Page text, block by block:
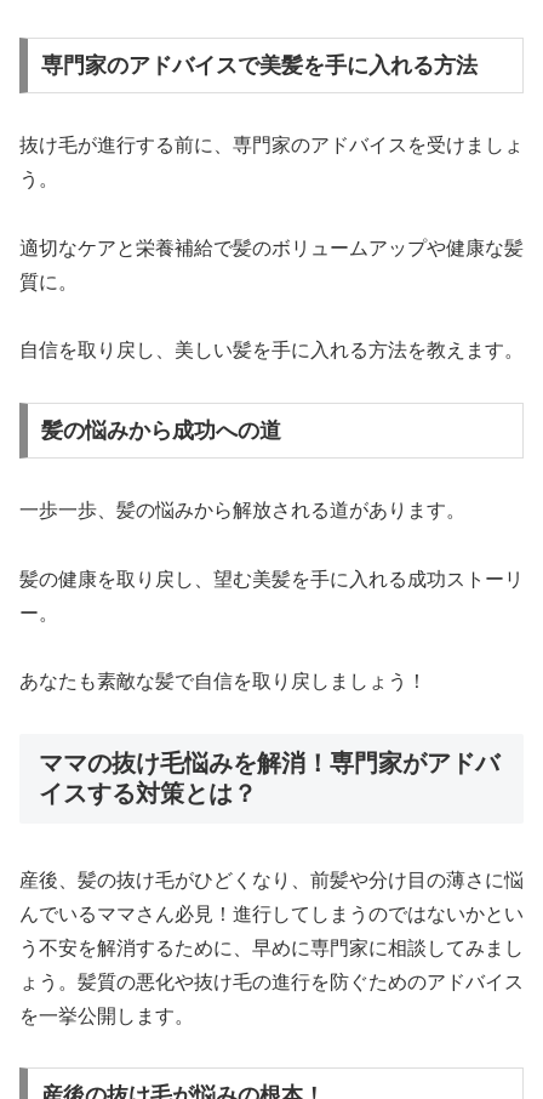
専門家のアドバイスで美髪を手に入れる方法
抜け毛が進行する前に、専門家のアドバイスを受けましょ
う。
適切なケアと栄養補給で髪のボリュームアップや健康な髪
質に。
自信を取り戻し、美しい髪を手に入れる方法を教えます。
髪の悩みから成功への道
一歩一歩、髪の悩みから解放される道があります。
髪の健康を取り戻し、望む美髪を手に入れる成功ストーリ
ー。
あなたも素敵な髪で自信を取り戻しましょう！
ママの抜け毛悩みを解消！専門家がアドバ
イスする対策とは？
産後、髪の抜け毛がひどくなり、前髪や分け目の薄さに悩
んでいるママさん必見！進行してしまうのではないかとい
う不安を解消するために、早めに専門家に相談してみまし
ょう。髪質の悪化や抜け毛の進行を防ぐためのアドバイス
を一挙公開します。